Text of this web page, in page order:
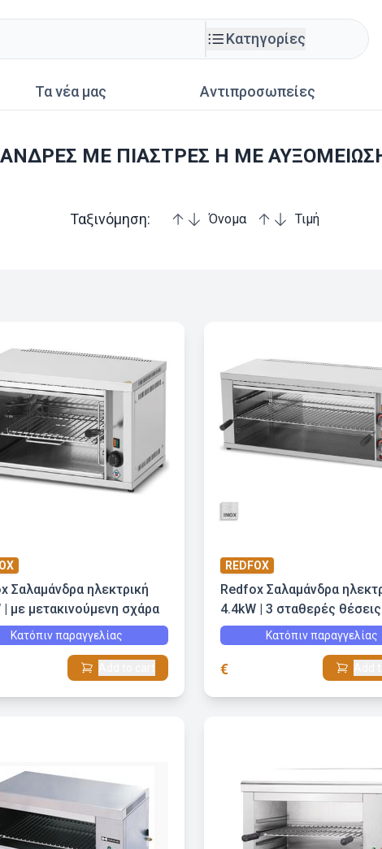
Κατηγορίες
Τα νέα μας Αντιπροσωπείες
ΜΕ ΠΙΑΣΤΡΕΣ Η ΜΕ
Ταξινόμηση: Όνομα Τιμή
Σαλαμάνδρα ηλεκτρική
| με μετακινούμενη σχάρα
Κατόπιν παραγγελίας
REDFOX
Redfox Σαλαμάνδρα
4.4kW | 3 σταθερές θέσεις
σχάραςΚατόπιν παραγγελίας
€